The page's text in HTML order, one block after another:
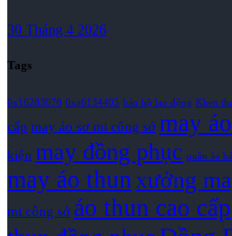
30 Tháng 4 2026
Tags
0x16283070 0xa6134405 bảo hộ lao động Khen
cấp may áo sơ mi công sở may
kiện may đồng phục quần áo
may áo thun xưởng
mi công sở áo thun cao cấp